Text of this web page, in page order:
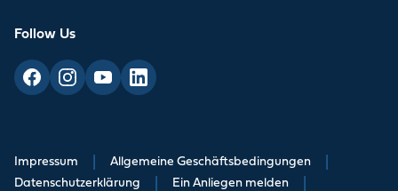
Follow Us
Impressum Allgemeine Geschäftsbedingungen
Datenschutzerklärung Ein Anliegen melden